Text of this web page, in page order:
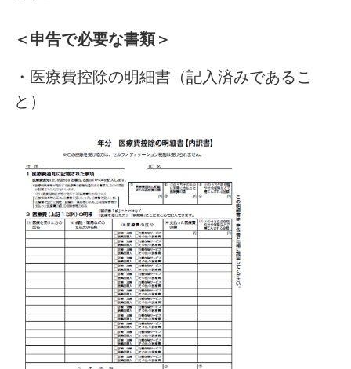
＜申告で必要な書類＞
・医療費控除の明細書（記入済みであるこ
と）